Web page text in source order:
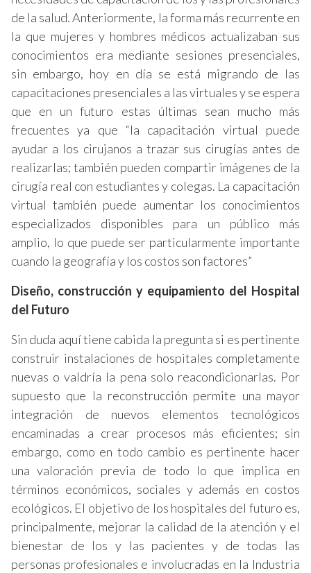
de la salud. Anteriormente, la forma más recurrente en
la que mujeres y hombres médicos actualizaban sus
conocimientos era mediante sesiones presenciales,
sin embargo, hoy en día se está migrando de las
capacitaciones presenciales a las virtuales y se espera
que en un futuro estas últimas sean mucho más
frecuentes ya que “la capacitación virtual puede
ayudar a los cirujanos a trazar sus cirugías antes de
realizarlas; también pueden compartir imágenes de la
cirugía real con estudiantes y colegas. La capacitación
virtual también puede aumentar los conocimientos
especializados disponibles para un público más
amplio, lo que puede ser particularmente importante
cuando la geografía y los costos son factores”
Diseño, construcción y equipamiento del Hospital
del Futuro
Sin duda aquí tiene cabida la pregunta si es pertinente
construir instalaciones de hospitales completamente
nuevas o valdría la pena solo reacondicionarlas. Por
supuesto que la reconstrucción permite una mayor
integración de nuevos elementos tecnológicos
encaminadas a crear procesos más eficientes; sin
embargo, como en todo cambio es pertinente hacer
una valoración previa de todo lo que implica en
términos económicos, sociales y además en costos
ecológicos. El objetivo de los hospitales del futuro es,
principalmente, mejorar la calidad de la atención y el
bienestar de los y las pacientes y de todas las
personas profesionales e involucradas en la Industria